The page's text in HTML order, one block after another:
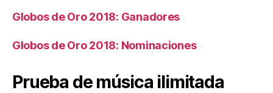
Globos de Oro 2018: Ganadores
Globos de Oro 2018: Nominaciones
Prueba de música ilimitada